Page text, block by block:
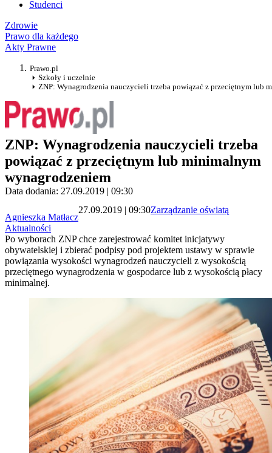
Studenci
Zdrowie
Prawo dla każdego
Akty Prawne
Prawo.pl
Szkoły i uczelnie
ZNP: Wynagrodzenia nauczycieli trzeba powiązać z przeciętnym lub
ZNP: Wynagrodzenia nauczycieli trzeba
powiązać z przeciętnym lub minimalnym
wynagrodzeniem
Data dodania: 27.09.2019 | 09:30
Agnieszka Matłacz
27.09.2019 | 09:30Zarządzanie oświatą
Aktualności
Po wyborach ZNP chce zarejestrować komitet inicjatywy
obywatelskiej i zbierać podpisy pod projektem ustawy w sprawie
powiązania wysokości wynagrodzeń nauczycieli z wysokością
przeciętnego wynagrodzenia w gospodarce lub z wysokością płacy
minimalnej.